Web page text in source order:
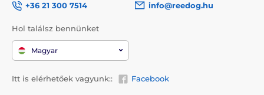
+36 21 300 7514
info@reedog.hu
Hol találsz bennünket
Magyar
Itt is elérhetőek vagyunk:: Facebook